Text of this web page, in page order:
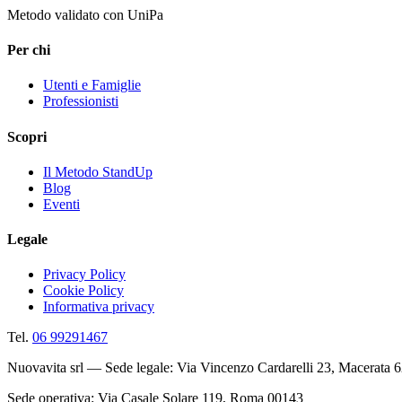
Metodo validato con UniPa
Per chi
Utenti e Famiglie
Professionisti
Scopri
Il Metodo StandUp
Blog
Eventi
Legale
Privacy Policy
Cookie Policy
Informativa privacy
Tel. 06 99291467
Nuovavita srl — Sede legale: Via Vincenzo Cardarelli 23, Macerata
Sede operativa: Via Casale Solare 119, Roma 00143